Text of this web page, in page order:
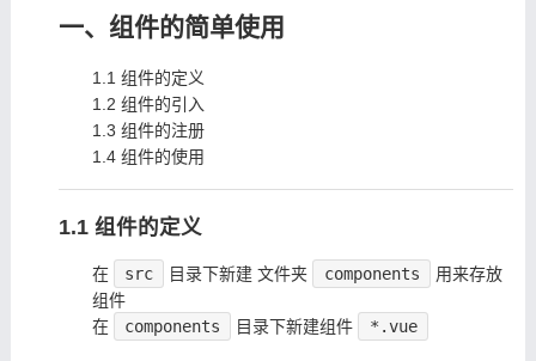
一、组件的简单使用
1.1 组件的定义
1.2 组件的引入
1.3 组件的注册
1.4 组件的使用
1.1 组件的定义
在 src 目录下新建 文件夹 components
用来存放
组件
在
components 目录下新建组件 *.vue